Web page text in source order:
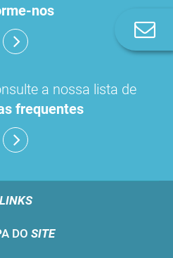
nos
a nossa lista de
frequentes
LINKS
DO SITE